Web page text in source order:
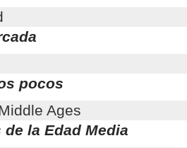
pocos
Ages
la Edad Media